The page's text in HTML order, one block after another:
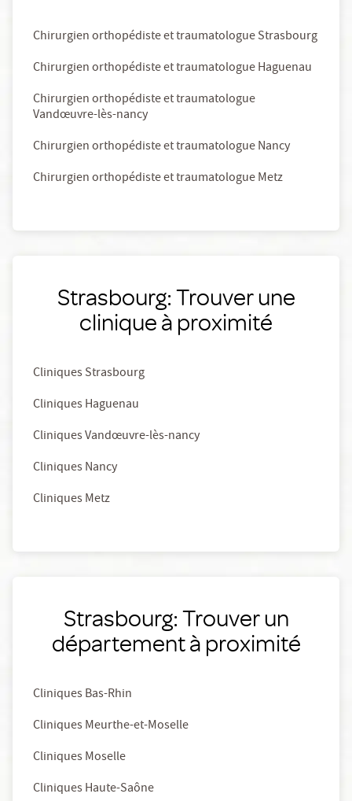
Chirurgien orthopédiste et traumatologue Strasbourg
Chirurgien orthopédiste et traumatologue Haguenau
Chirurgien orthopédiste et traumatologue
Vandœuvre-lès-nancy
Chirurgien orthopédiste et traumatologue Nancy
Chirurgien orthopédiste et traumatologue Metz
Strasbourg: Trouver une
clinique à proximité
Cliniques Strasbourg
Cliniques Haguenau
Cliniques Vandœuvre-lès-nancy
Cliniques Nancy
Cliniques Metz
Strasbourg: Trouver un
département à proximité
Cliniques Bas-Rhin
Cliniques Meurthe-et-Moselle
Cliniques Moselle
Cliniques Haute-Saône